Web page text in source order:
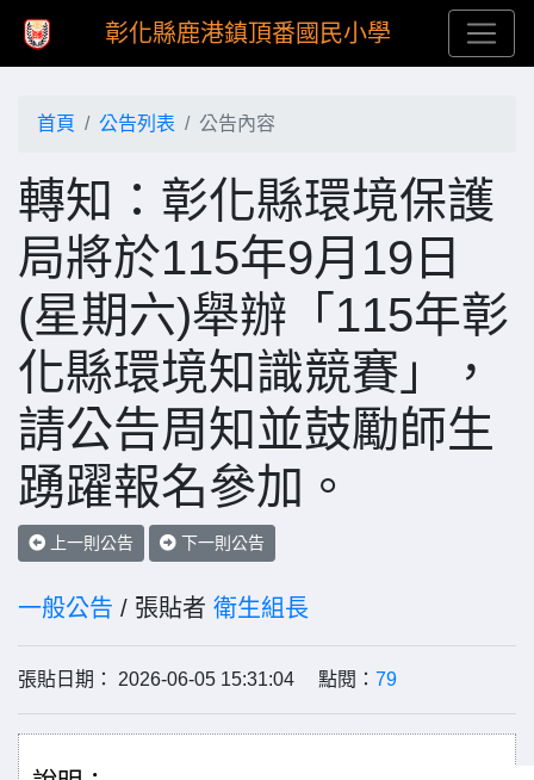
彰化縣鹿港鎮頂番國民小學
首頁 公告列表 公告內容
轉知：彰化縣環境保護
局將於115年9月19日
(星期六)舉辦「115年彰
化縣環境知識競賽」，
請公告周知並鼓勵師生
踴躍報名參加。
上一則公告 下一則公告
一般公告 / 張貼者 衛生組長
張貼日期： 2026-06-05 15:31:04 點閱： 79